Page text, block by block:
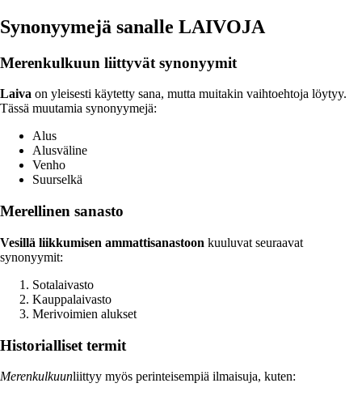
Synonyymejä sanalle LAIVOJA
Merenkulkuun liittyvät synonyymit
Laiva on yleisesti käytetty sana, mutta muitakin vaihtoehtoja löytyy.
Tässä muutamia synonyymejä:
Alus
Alusväline
Venho
Suurselkä
Merellinen sanasto
Vesillä liikkumisen ammattisanastoon kuuluvat seuraavat
synonyymit:
Sotalaivasto
Kauppalaivasto
Merivoimien alukset
Historialliset termit
Merenkulkuunliittyy myös perinteisempiä ilmaisuja, kuten: